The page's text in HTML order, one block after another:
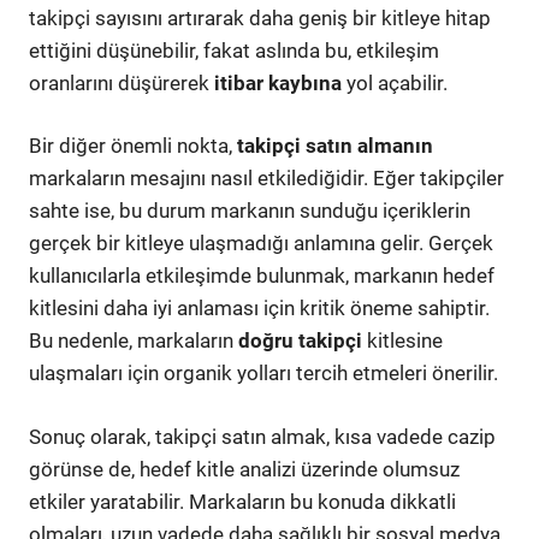
takipçi sayısını artırarak daha geniş bir kitleye hitap
ettiğini düşünebilir, fakat aslında bu, etkileşim
oranlarını düşürerek itibar kaybına yol açabilir.
Bir diğer önemli nokta, takipçi satın almanın
markaların mesajını nasıl etkilediğidir. Eğer takipçiler
sahte ise, bu durum markanın sunduğu içeriklerin
gerçek bir kitleye ulaşmadığı anlamına gelir. Gerçek
kullanıcılarla etkileşimde bulunmak, markanın hedef
kitlesini daha iyi anlaması için kritik öneme sahiptir.
Bu nedenle, markaların doğru takipçi kitlesine
ulaşmaları için organik yolları tercih etmeleri önerilir.
Sonuç olarak, takipçi satın almak, kısa vadede cazip
görünse de, hedef kitle analizi üzerinde olumsuz
etkiler yaratabilir. Markaların bu konuda dikkatli
olmaları, uzun vadede daha sağlıklı bir sosyal medya